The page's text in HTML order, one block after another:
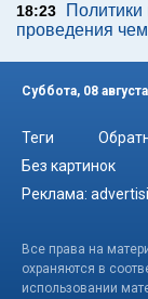
18:23
проведения
Суббота, 08
Теги
Без картинок
Реклама:
Все права на
охраняются в
использовании